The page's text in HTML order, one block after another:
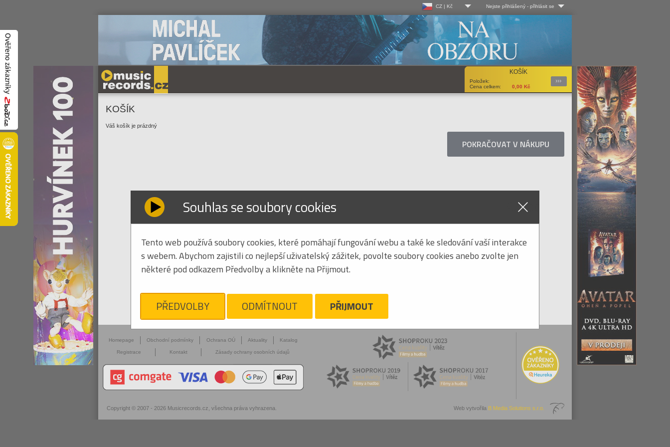
CZ | Kč
CZ | Kč
SK | EUR
Nejste přihlášený - přihlásit se
Log-in
Uživ. jméno:
Heslo:
KOŠÍK
Položek:
Cena celkem:
0,00 Kč
Podrobnosti
KOŠÍK
Váš košík je prázdný
POKRAČOVAT V NÁKUPU
Homepage Obchodní podmínky Ochrana OÚ Aktuality Katalog
Registrace Kontakt Zásady ochrany osobních údajů
Copyright © 2007 - 2026 Musicrecords.cz , všechna práva vyhrazena. Web vytvořila B Media Solutions s.r.o.
Souhlas se soubory cookies Close
Tento web používá soubory cookies, které pomáhají fungování webu a také ke sledování vaší interakce
s webem. Abychom zajistili co nejlepší uživatelský zážitek, povolte soubory cookies anebo zvolte jen
některé pod odkazem Předvolby a klikněte na Přijmout.
PŘEDVOLBY ODMÍTNOUT PŘIJMOUT